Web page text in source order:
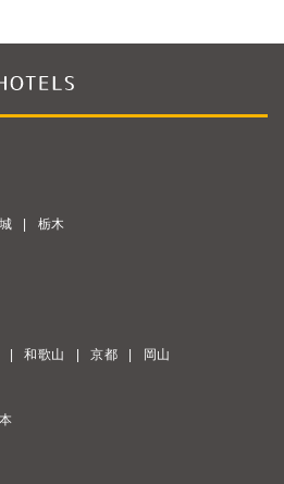
栃木
和歌山 京都 岡山